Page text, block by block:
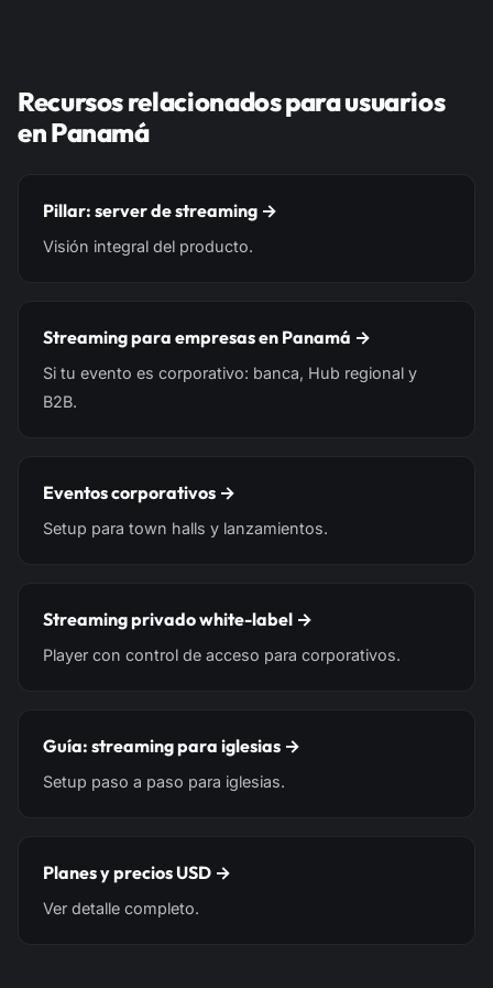
Recursos relacionados para usuarios
en Panamá
Pillar: server de streaming →
Visión integral del producto.
Streaming para empresas en Panamá →
Si tu evento es corporativo: banca, Hub regional y
B2B.
Eventos corporativos →
Setup para town halls y lanzamientos.
Streaming privado white-label →
Player con control de acceso para corporativos.
Guía: streaming para iglesias →
Setup paso a paso para iglesias.
Planes y precios USD →
Ver detalle completo.